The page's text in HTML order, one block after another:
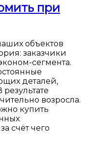
при
объектов
заказчики
сегмента.
деталей,
возросла.
купить
счёт чего